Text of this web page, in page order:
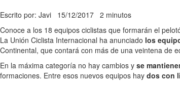
Escrito por: Javi 15/12/2017 2 minutos
Conoce a los 18 equipos ciclistas que formarán el
La Unión Ciclista Internacional ha anunciado los
Continental, que contará con más de una veintena de
En la máxima categoría no hay cambios y se
formaciones. Entre esos nuevos equipos hay dos con